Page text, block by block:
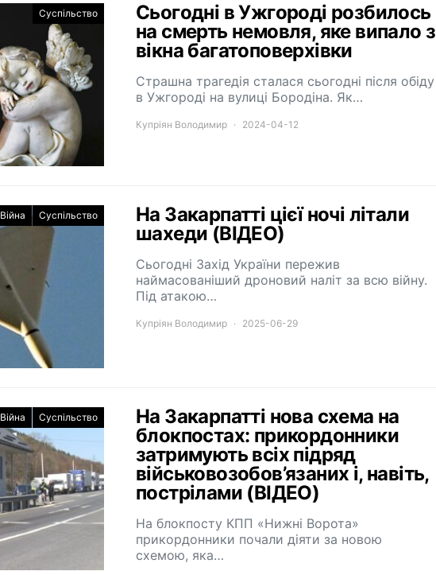
Суспільство
Сьогодні в Ужгороді розбилось
на смерть немовля, яке випало з
вікна багатоповерхівки
Страшна трагедія сталася сьогодні після обіду
в Ужгороді на вулиці Бородіна. Як…
Купріян Володимир 2024-04-12
Війна Суспільство
На Закарпатті цієї ночі літали
шахеди (ВІДЕО)
Сьогодні Захід України пережив
наймасованіший дроновий наліт за всю війну.
Під атакою…
Купріян Володимир 2025-06-29
Війна Суспільство
На Закарпатті нова схема на
блокпостах: прикордонники
затримують всіх підряд
військовозобов’язаних і, навіть,
пострілами (ВІДЕО)
На блокпосту КПП «Нижні Ворота»
прикордонники почали діяти за новою
схемою, яка…